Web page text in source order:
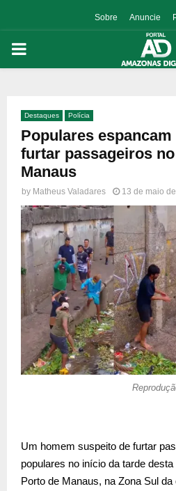
Sobre Anuncie
PRIMARY
Destaques Polícia
Populares
furtar passageiros
Manaus
by Matheus Valadares 13 de maio
Um homem suspeito de furtar
populares no início da tarde
Porto de Manaus, na Zona Sul